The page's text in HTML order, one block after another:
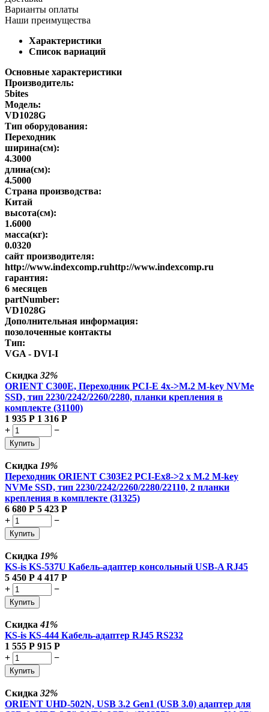
Варианты оплаты
Наши преимущества
Характеристики
Список вариаций
Основные характеристики
Производитель:
5bites
Модель:
VD1028G
Тип оборудования:
Переходник
ширина(см):
4.3000
длина(см):
4.5000
Страна производства:
Китай
высота(см):
1.6000
масса(кг):
0.0320
сайт производителя:
http://www.indexcomp.ruhttp://www.indexcomp.ru
гарантия:
6 месяцев
partNumber:
VD1028G
Дополнительная информация:
позолоченные контакты
Тип:
VGA - DVI-I
Скидка 32%
ORIENT C300E, Переходник PCI-E 4x->M.2 M-key NVMe
SSD, тип 2230/2242/2260/2280, планки крепления в
комплекте (31100)
1 935 Р 1 316 Р
+
−
Купить
Скидка 19%
Переходник ORIENT C303E2 PCI-Ex8->2 x M.2 M-key
NVMe SSD, тип 2230/2242/2260/2280/22110, 2 планки
крепления в комплекте (31325)
6 680 Р 5 423 Р
+
−
Купить
Скидка 19%
KS-is KS-537U Кабель-адаптер консольный USB-A RJ45
5 450 Р 4 417 Р
+
−
Купить
Скидка41%
KS-is KS-444 Кабель-адаптер RJ45 RS232
1 555 Р 915 Р
+
−
Купить
Скидка 32%
ORIENT UHD-502N, USB 3.2 Gen1 (USB 3.0) адаптер для